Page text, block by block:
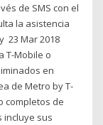
de SMS con el
la asistencia
23 Mar 2018
T-Mobile o
en
de Metro by T-
completos de
incluye sus